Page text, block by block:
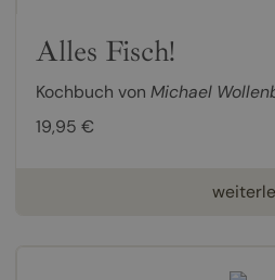
Alles Fisch!
Kochbuch von Michael
19,95 €